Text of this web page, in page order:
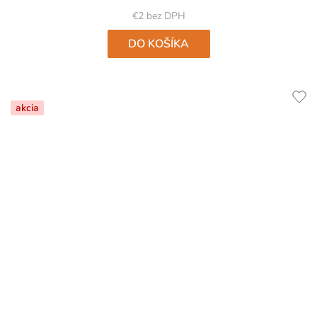
5
hviezdičiek.
€2 bez DPH
DO KOŠÍKA
akcia